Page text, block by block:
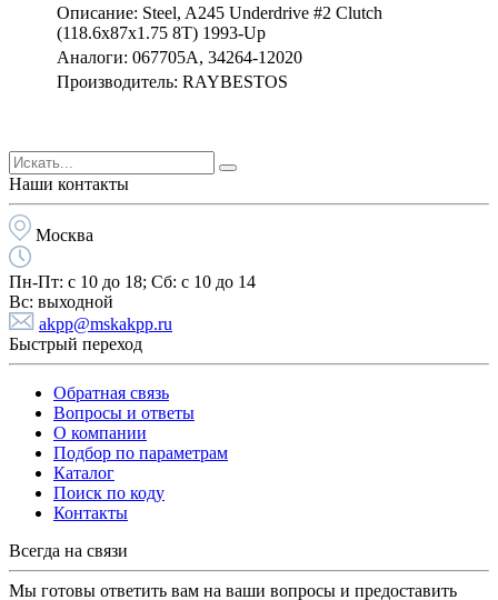
Описание: Steel, A245 Underdrive #2 Clutch
(118.6x87x1.75 8T) 1993-Up
Аналоги: 067705A, 34264-12020
Производитель: RAYBESTOS
Наши контакты
Москва
Пн-Пт: с 10 до 18; Cб: с 10 до 14
Вс: выходной
akpp@mskakpp.ru
Быстрый переход
Обратная связь
Вопросы и ответы
О компании
Подбор по параметрам
Каталог
Поиск по коду
Контакты
Всегда на связи
Мы готовы ответить вам на ваши вопросы и предоставить